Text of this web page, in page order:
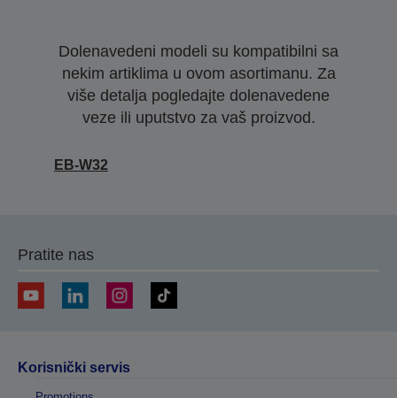
Dolenavedeni modeli su kompatibilni sa
nekim artiklima u ovom asortimanu. Za
više detalja pogledajte dolenavedene
veze ili uputstvo za vaš proizvod.
EB-W32
Pratite nas
Korisnički servis